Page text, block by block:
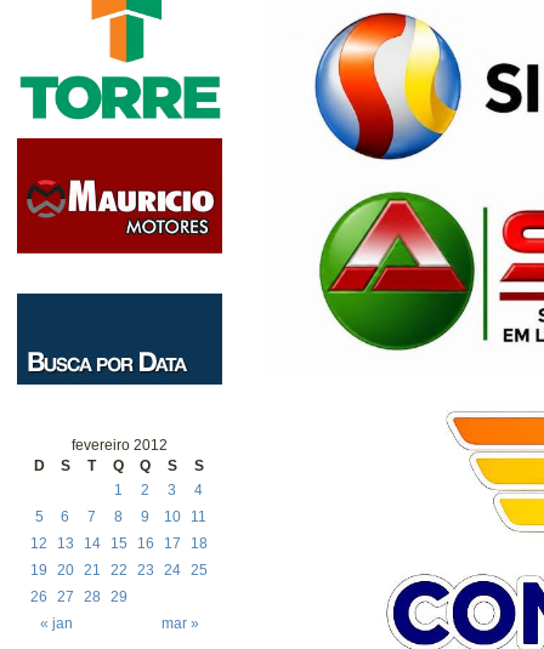
fevereiro 2012
D
S T Q Q S S
« jan mar »
1 2 3
4
5
6 7 8 9 10
11
12
13 14 15 16 17
18
19
20 21 22 23 24 25
26
27 28 29